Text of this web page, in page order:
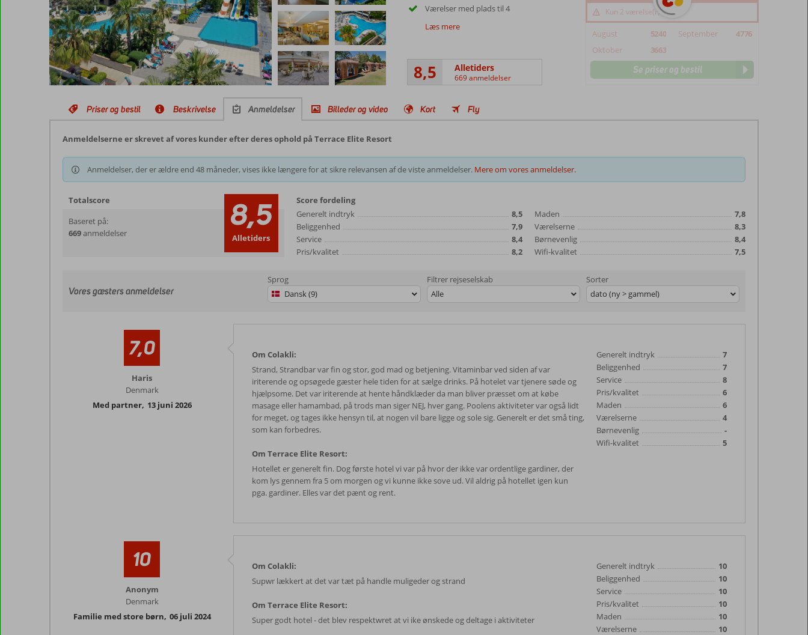
Værelser med plads til 4
Læs mere
8,5 Alletiders
669 anmeldelser
Kun 2 værelse(r) tilbage
August 5240 September
4776
Oktober
3663
Se priser og bestil
Priser og bestil Beskrivelse Anmeldelser Billeder og video Kort Fly
Anmeldelserne er skrevet af vores kunder efter deres ophold på Terrace Elite Resort
Anmeldelser, der er ældre end 48 måneder, vises ikke længere for at sikre relevansen af de viste anmeldelser. Mere om vores anmeldelser.
Totalscore
Baseret på:
669anmeldelser 8,5
Alletiders
Score fordeling
Generelt indtryk
8,5
Beliggenhed
7,9
Service
8,4
Pris/kvalitet
8,2
Maden
7,8
Værelserne
8,3
Børnevenlig
8,4
Wifi-kvalitet
7,5
Vores gæsters anmeldelser
Sprog
Dansk (9)
Filtrer rejseselskab
Alle
Sorter
dato (ny > gammel)
7,0
Haris
Denmark
Med partner, 13 juni 2026
Om Colakli:
Strand, Strandbar var fin og stor, god mad og betjening. Vitaminbar ved siden af var
iriterende og opsøgede gæster hele tiden for at sælge drinks. På hotelet var tjenere søde og
hjælpsome. Det var iriterende at hente håndklæder da man bliver præsset om at købe
masage eller hamambad, på trods man siger NEJ, hver gang. Poolens aktiviteter var også lidt
for meget, og tages ikke hensyn til, at nogen vil bare ligge og sole sig. Generelt er det små ting,
som kan forbedres.
Om Terrace Elite Resort:
Hotellet er generelt fin. Dog første hotel vi var på hvor der ikke var ordentlige gardiner, der
kom lys gennem fra 5 om morgen og vi kunne ikke sove ud. Vil aldrig på hotellet igen kun
pga. gardiner. Elles var det pænt og rent.
Generelt indtryk
7
Beliggenhed
7
Service
8
Pris/kvalitet
6
Maden
6
Værelserne
4
Børnevenlig
-
Wifi-kvalitet
5
10
Anonym
Denmark
Familie med store børn, 06 juli 2024
Om Colakli:
Supwr lækkert at det var tæt på handle muligeder og strand
Om Terrace Elite Resort:
Super godt hotel - det blev respektwret at vi ike ønskede og deltage i aktiviteter
Generelt indtryk
10
Beliggenhed
10
Service
10
Pris/kvalitet
10
Maden
10
Værelserne
10